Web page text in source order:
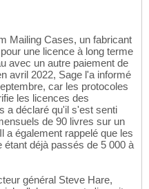
Mailing Cases, un fabricant
une licence à long terme
avec un autre paiement de
avril 2022, Sage l'a informé
car les protocoles
les licences des
a déclaré qu'il s'est senti
de 90 livres sur un
a également rappelé que les
étant déjà passés de 5 000 à
général Steve Hare,